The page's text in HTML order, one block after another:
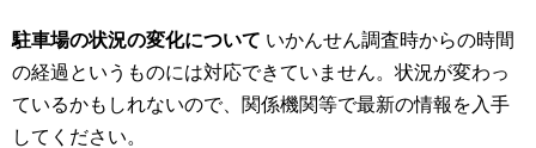
駐車場の状況の変化について いかんせん調査時からの時間
の経過というものには対応できていません。状況が変わっ
ているかもしれないので、関係機関等で最新の情報を入手
してください。